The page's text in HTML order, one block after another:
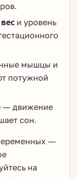
и уровень
мышцы и
потужной
— движение
сон.
—
на